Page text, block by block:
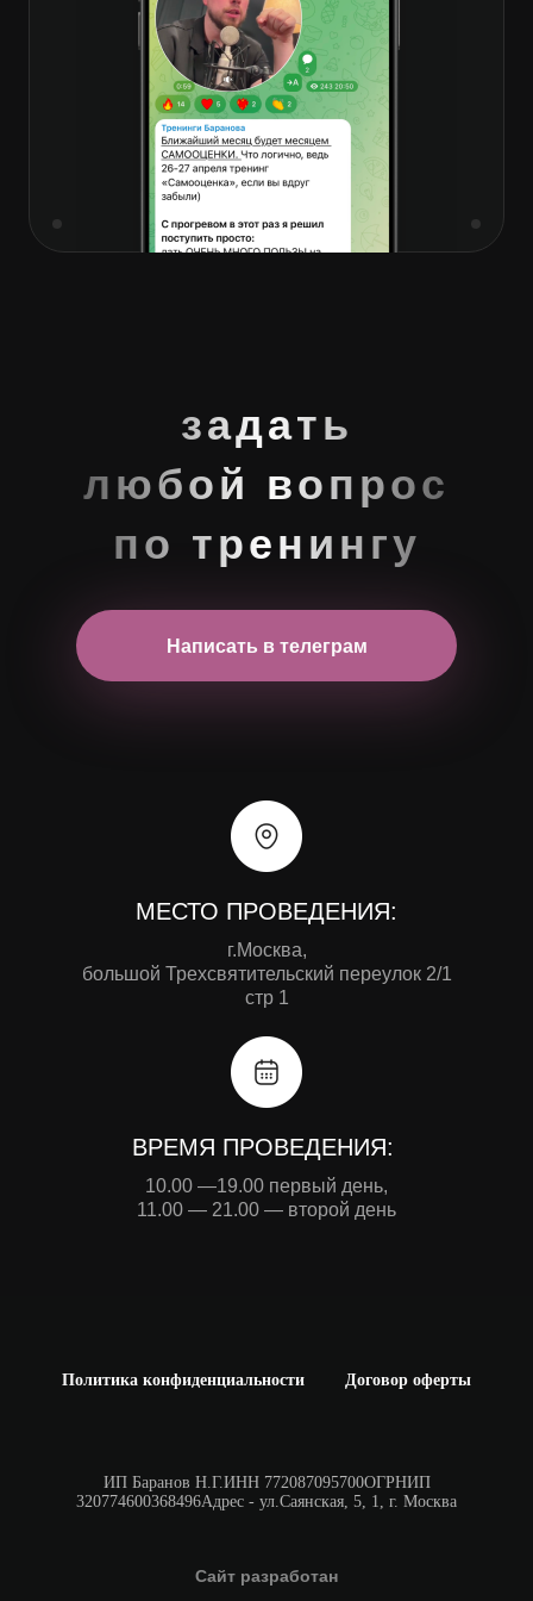
Написать в телеграм
МЕСТО ПРОВЕДЕНИЯ:
ВРЕМЯ ПРОВЕДЕНИЯ:
задать
любой вопрос
по тренингу
г.Москва,
большой Трехсвятительский переулок 2/1
стр 1
10.00 —19.00 первый день,
11.00 — 21.00 — второй день
Политика конфиденциальности Договор оферты
ИП Баранов Н.Г.ИНН 772087095700ОГРНИП
320774600368496Адрес - ул.Саянская, 5, 1, г. Москва
Сайт разработан